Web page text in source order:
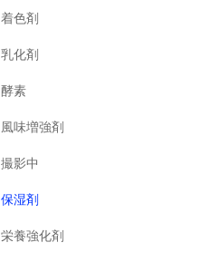
着色剤
乳化剤
酵素
風味増強剤
撮影中
保湿剤
栄養強化剤